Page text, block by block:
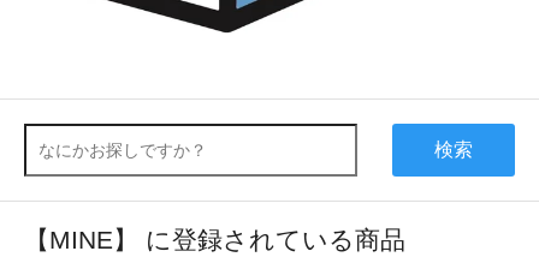
検索
【MINE】 に登録されている商品